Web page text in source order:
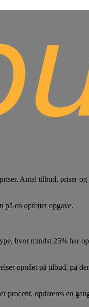
Antal tilbud, priser
på en oprettet opgave.
hvor mindst 25% har
opnået på tilbud, på
opdateres en